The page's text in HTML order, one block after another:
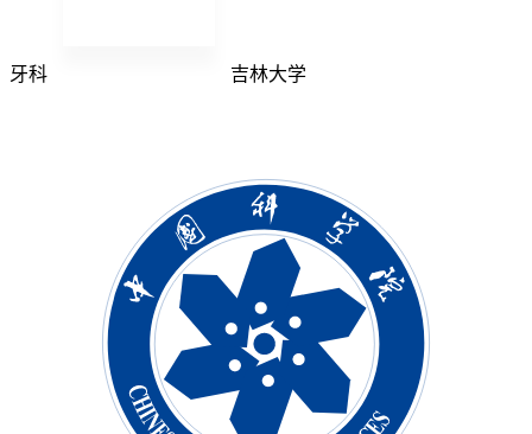
牙科 吉林大学